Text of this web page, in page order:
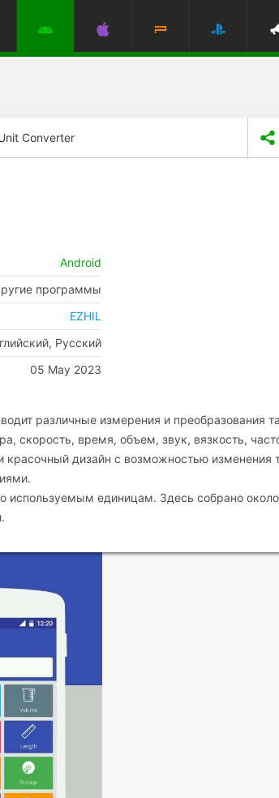
Converter
Android
программы
EZHIL
Русский
05 May 2023
различные измерения и преобразования
скорость, время, объем, звук, вязкость,
красочный дизайн с возможностью изменения
используемым единицам. Здесь собрано